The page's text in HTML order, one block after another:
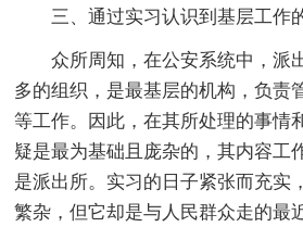
三、通过实习认识到基层工作
众所周知，在公安系统中，派
多的组织，是最基层的机构，负责
等工作。因此，在其所处理的事情
疑是最为基础且庞杂的，其内容工
是派出所。实习的日子紧张而充实
繁杂，但它却是与人民群众走的最